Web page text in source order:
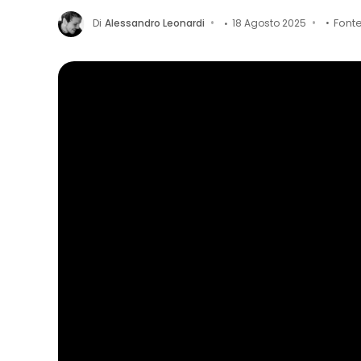
Di Alessandro Leonardi 18 Agosto 2025